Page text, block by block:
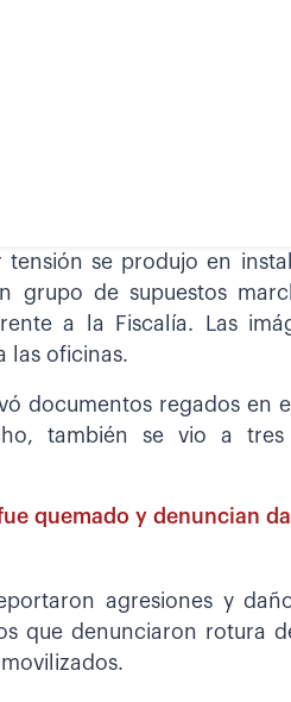
se produjo en
grupo de supuestos
a la Fiscalía. Las
las oficinas.
documentos regados en
también se vio a
quemado y denuncian
agresiones y
que denunciaron rotura